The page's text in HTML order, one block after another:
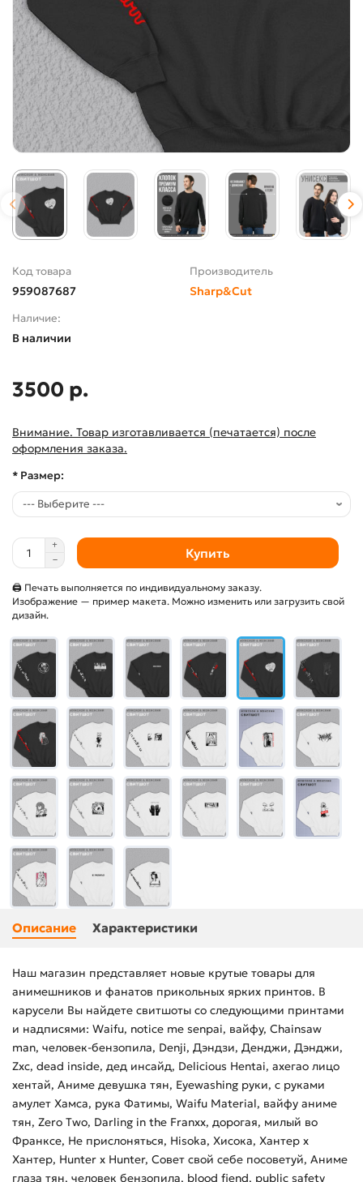
Код товара
959087687
Производитель
Sharp&Cut
Наличие:
В наличии
3500 р.
Внимание. Товар изготавливается (печатается) после
оформления заказа.
* Размер:
Купить
🖨 Печать выполняется по индивидуальному заказу.
Изображение — пример макета. Можно изменить или загрузить свой
дизайн.
Описание Характеристики
Наш магазин представляет новые крутые товары для
анимешников и фанатов прикольных ярких принтов. В
карусели Вы найдете свитшоты со следующими принтами
и надписями: Waifu, notice me senpai, вайфу, Chainsaw
man, человек-бензопила, Denji, Дэндзи, Денджи, Дэнджи,
Zxc, dead inside, дед инсайд, Delicious Hentai, ахегао лицо
хентай, Аниме девушка тян, Eyewashing руки, с руками
амулет Хамса, рука Фатимы, Waifu Material, вайфу аниме
тян, Zero Two, Darling in the Franxx, дорогая, милый во
Франксе, Не прислоняться, Hisoka, Хисока, Хантер х
Хантер, Hunter x Hunter, Совет свой себе посоветуй, Аниме
глаза тян, человек бензопила, blood fiend, public safety